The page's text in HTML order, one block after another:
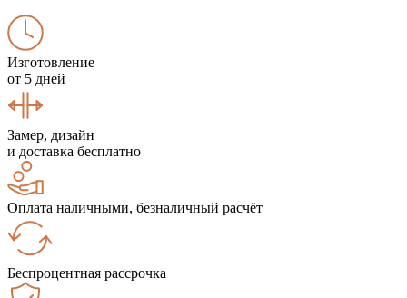
Изготовление
от 5 дней
Замер, дизайн
и доставка бесплатно
Оплата наличными, безналичный расчёт
Беспроцентная рассрочка